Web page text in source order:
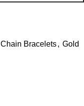
Chain Bracelets, Gold